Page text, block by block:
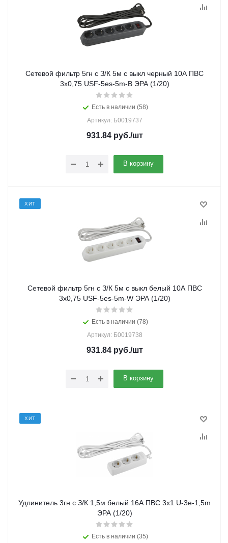
Сетевой фильтр 5гн с З/К 5м с выкл черный 10А ПВС
3x0,75 USF-5es-5m-B ЭРА (1/20)
Есть в наличии (58)
Артикул: Б0019737
931.84руб./шт
В корзину
ХИТ
Сетевой фильтр 5гн с З/К 5м с выкл белый 10А ПВС
3x0,75 USF-5es-5m-W ЭРА (1/20)
Есть в наличии (78)
Артикул: Б0019738
931.84руб./шт
В корзину
ХИТ
Удлинитель 3гн с З/К 1,5м белый 16А ПВС 3х1 U-3e-1,5m
ЭРА (1/20)
Есть в наличии (35)